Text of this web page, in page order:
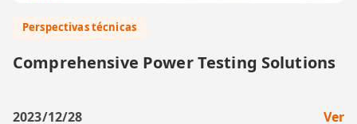
Perspectivas técnicas
Comprehensive Power Testing Solutions
2023/12/28 Ver